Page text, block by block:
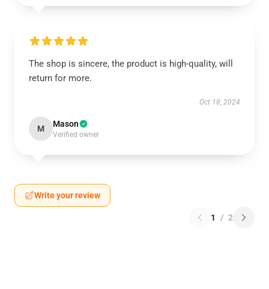
The shop is sincere, the product is high-quality, will
return for more.
Oct 18, 2024
M Mason
Verified owner
Write your review
1 / 2